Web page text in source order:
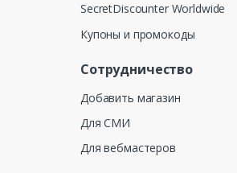
SecretDiscounter Worldwide
Купоны и промокоды
Сотрудничество
Добавить магазин
Для СМИ
Для вебмастеров